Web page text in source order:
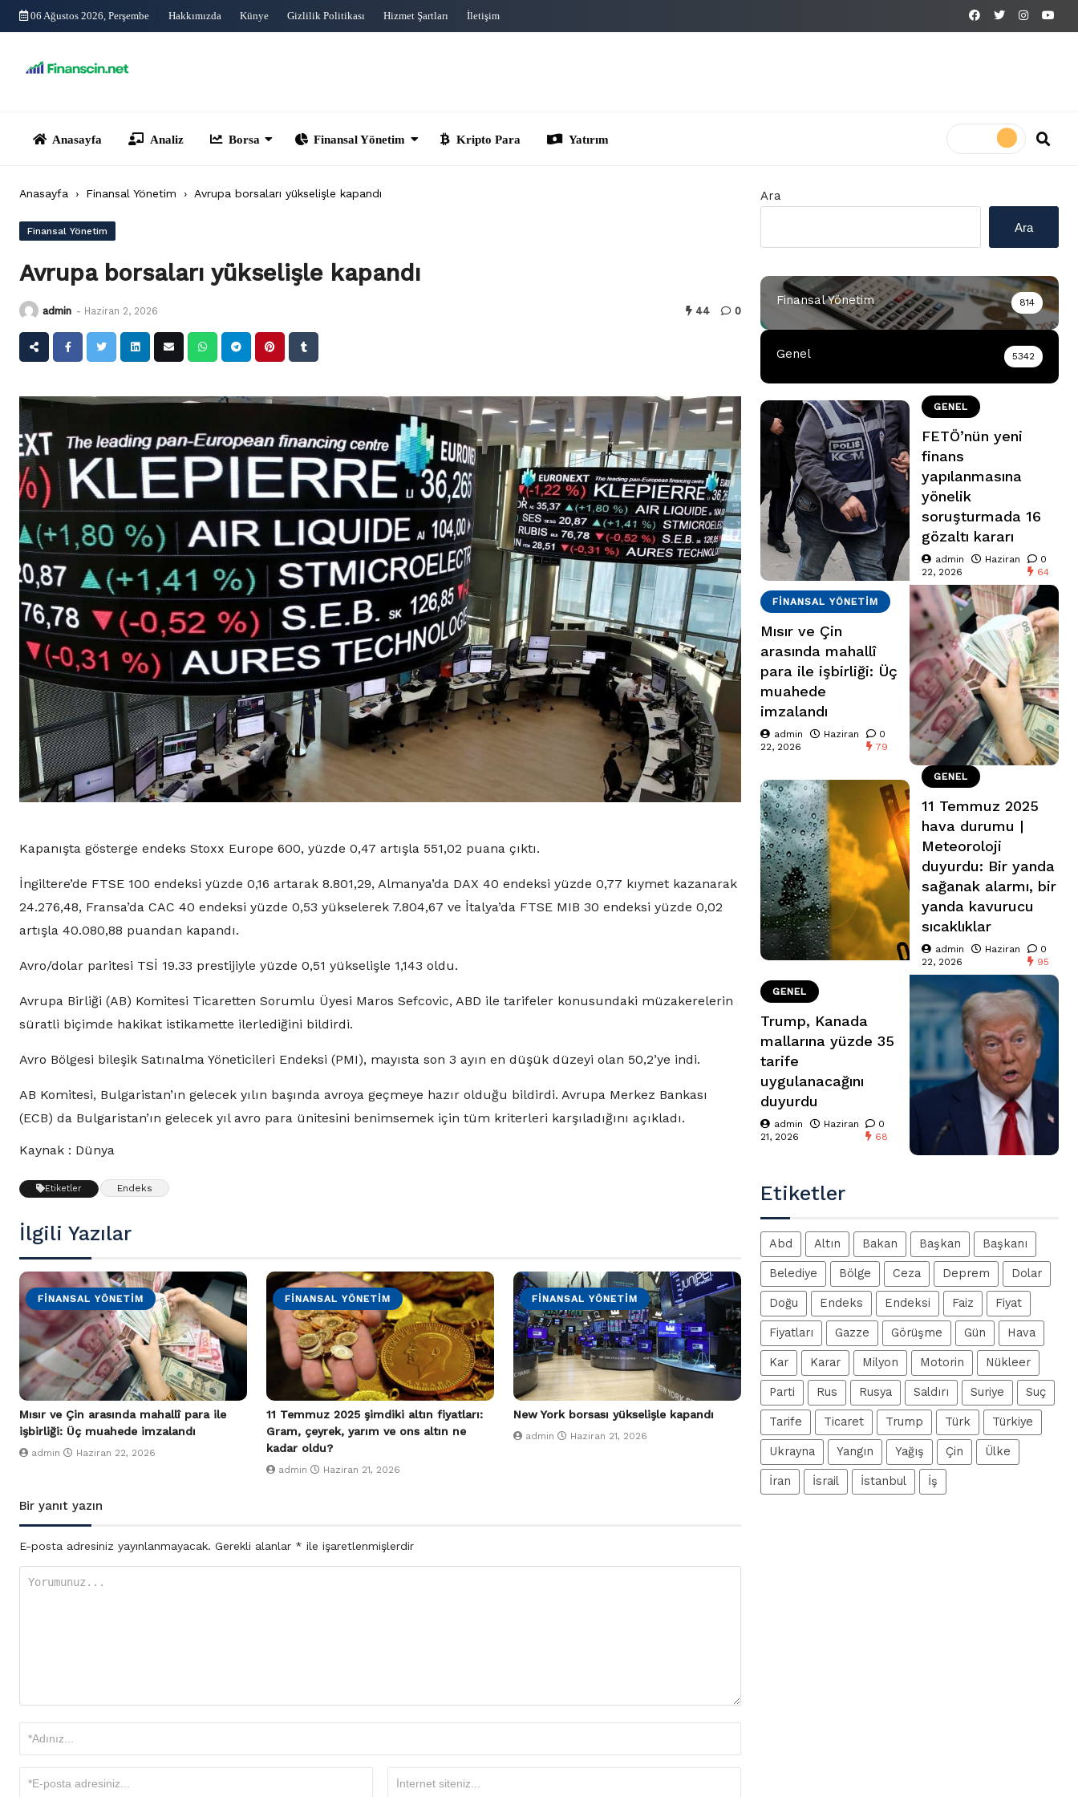
Skip
06 Ağustos 2026, Perşembe Hakkımızda Künye Gizlilik Politikası Hizmet Şartları İletişim
Anasayfa › Finansal Yönetim › Avrupa borsaları yükselişle kapandı
Finansal Yönetim
Avrupa borsaları yükselişle kapandı
admin - Haziran 2, 2026 44 0
Kapanışta gösterge endeks Stoxx Europe 600, yüzde 0,47 artışla 551,02 puana çıktı.
İngiltere’de FTSE 100 endeksi yüzde 0,16 artarak 8.801,29, Almanya’da DAX 40 endeksi yüzde 0,77 kıymet kazanarak
24.276,48, Fransa’da CAC 40 endeksi yüzde 0,53 yükselerek 7.804,67 ve İtalya’da FTSE MIB 30 endeksi yüzde 0,02
artışla 40.080,88 puandan kapandı.
Avro/dolar paritesi TSİ 19.33 prestijiyle yüzde 0,51 yükselişle 1,143 oldu.
Avrupa Birliği (AB) Komitesi Ticaretten Sorumlu Üyesi Maros Sefcovic, ABD ile tarifeler konusundaki müzakerelerin
süratli biçimde hakikat istikamette ilerlediğini bildirdi.
Avro Bölgesi bileşik Satınalma Yöneticileri Endeksi (PMI), mayısta son 3 ayın en düşük düzeyi olan 50,2’ye indi.
AB Komitesi, Bulgaristan’ın gelecek yılın başında avroya geçmeye hazır olduğu bildirdi. Avrupa Merkez Bankası
(ECB) da Bulgaristan’ın gelecek yıl avro para ünitesini benimsemek için tüm kriterleri karşıladığını açıkladı.
Kaynak : Dünya
Etiketler Endeks
İlgili Yazılar
FINANSAL YÖNETIM
Mısır ve Çin arasında mahallî para ile
işbirliği: Üç muahede imzalandı
admin Haziran 22, 2026
FINANSAL YÖNETIM
11 Temmuz 2025 şimdiki altın fiyatları:
Gram, çeyrek, yarım ve ons altın ne
kadar oldu?
admin Haziran 21, 2026
FINANSAL YÖNETIM
New York borsası yükselişle kapandı
admin Haziran 21, 2026
Bir yanıt yazın
E-posta adresiniz yayınlanmayacak. Gerekli alanlar * ile işaretlenmişlerdir
Ara
Ara
Finansal Yönetim 814
Genel 5342
GENEL
FETÖ’nün yeni
finans
yapılanmasına
yönelik
soruşturmada 16
gözaltı kararı
admin
Haziran
22, 2026
0
64
FINANSAL YÖNETIM
Mısır ve Çin
arasında mahallî
para ile işbirliği: Üç
muahede
imzalandı
admin
Haziran
22, 2026
0
79
GENEL
11 Temmuz 2025
hava durumu |
Meteoroloji
duyurdu: Bir yanda
sağanak alarmı, bir
yanda kavurucu
sıcaklıklar
admin
Haziran
22, 2026
0
95
GENEL
Trump, Kanada
mallarına yüzde 35
tarife
uygulanacağını
duyurdu
admin
Haziran
21, 2026
0
68
Etiketler
Abd Altın Bakan Başkan Başkanı
Belediye Bölge Ceza Deprem Dolar
Doğu Endeks Endeksi Faiz Fiyat
Fiyatları Gazze Görüşme Gün Hava
Kar Karar Milyon Motorin Nükleer
Parti Rus Rusya Saldırı Suriye Suç
Tarife Ticaret Trump Türk Türkiye
Ukrayna Yangın Yağış Çin Ülke
İran İsrail İstanbul İş